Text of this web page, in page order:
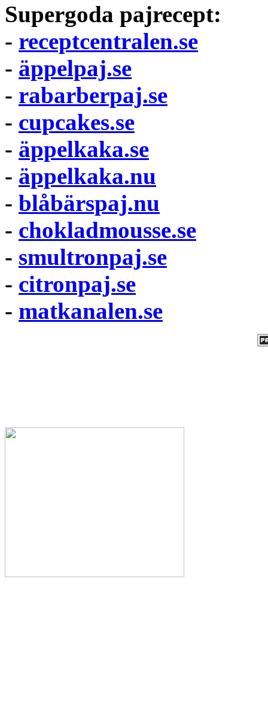
Supergoda pajrecept:
- receptcentralen.se
- äppelpaj.se
- rabarberpaj.se
- cupcakes.se
- äppelkaka.se
- äppelkaka.nu
- blåbärspaj.nu
- chokladmousse.se
- smultronpaj.se
- citronpaj.se
- matkanalen.se